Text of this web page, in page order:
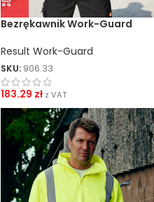
Bezrękawnik Work-Guard
Result Work-Guard
SKU: 906.33
183.29 zł z VAT